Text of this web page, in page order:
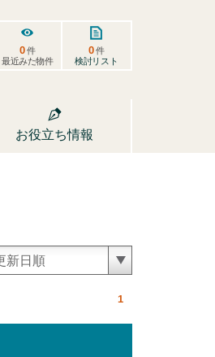
0件
最近みた物件
0件
検討リスト
お役立ち情報
1